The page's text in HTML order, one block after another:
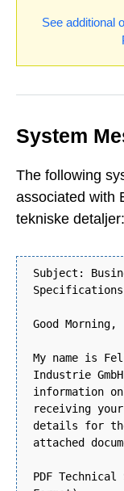
See additional
System
The following
associated with
tekniske detaljer:
Subject:
Specifications
Good Morning,
My name is
Industrie
information
receiving
details for
attached
PDF